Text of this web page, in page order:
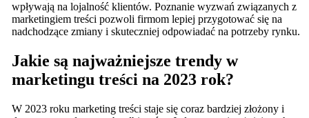
wpływają na lojalność klientów. Poznanie wyzwań związanych z
marketingiem treści pozwoli firmom lepiej przygotować się na
nadchodzące zmiany i skuteczniej odpowiadać na potrzeby rynku.
Jakie są najważniejsze trendy w
marketingu treści na 2023 rok?
W 2023 roku marketing treści staje się coraz bardziej złożony i